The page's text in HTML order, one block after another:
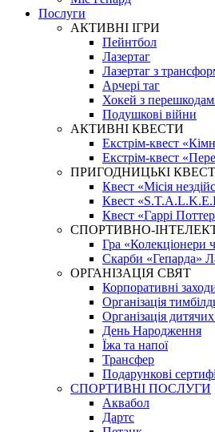
Послуги
АКТИВНІ ІГРИ
Пейнтбол
Лазертаг
Лазертаг з
Арчері таг
Хокей з
Подушкові війни
АКТИВНІ КВЕСТИ
Екстрім-квест
Екстрім-квест
ПРИГОДНИЦЬКІ
Квест «Місія
Квест
Квест «Гаррі
СПОРТИВНО-
Гра «Колекціонери
Скарби «Гепарда»
ОРГАНІЗАЦІЯ СВЯТ
Корпоративні
Організація
Організація
День Народження
Їжа та напої
Трансфер
Подарункові
СПОРТИВНІ ПОСЛУГИ
Аквабол
Дартс